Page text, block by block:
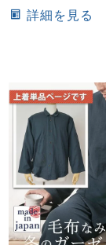
ズボン単品
詳細を見る